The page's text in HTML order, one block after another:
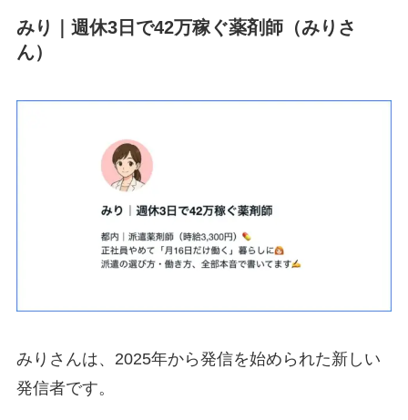
みり｜週休3日で42万稼ぐ薬剤師（みりさ
ん）
みりさんは、2025年から発信を始められた新しい
発信者です。